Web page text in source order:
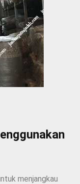
menjangkau